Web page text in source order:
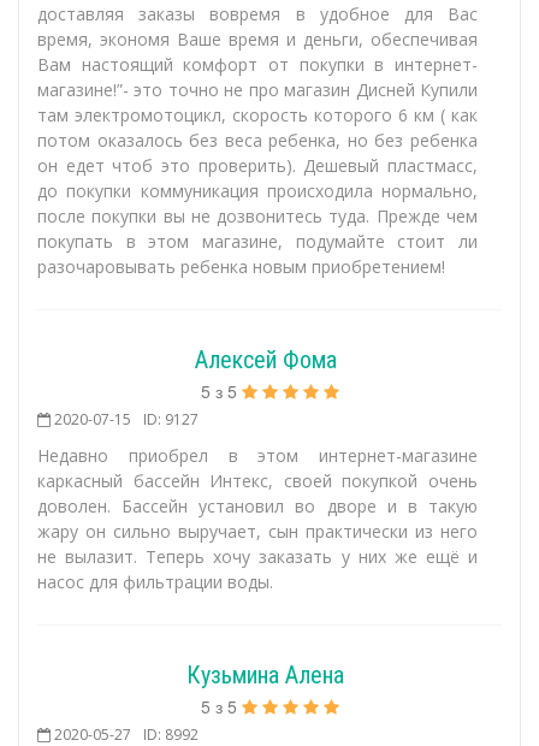
доставляя заказы вовремя в удобное для Вас
время, экономя Ваше время и деньги, обеспечивая
Вам настоящий комфорт от покупки в интернет-
магазине!”- это точно не про магазин Дисней Купили
там электромотоцикл, скорость которого 6 км ( как
потом оказалось без веса ребенка, но без ребенка
он едет чтоб это проверить). Дешевый пластмасс,
до покупки коммуникация происходила нормально,
после покупки вы не дозвонитесь туда. Прежде чем
покупать в этом магазине, подумайте стоит ли
разочаровывать ребенка новым приобретением!
Алексей Фома
5 з 5
2020-07-15 ID: 9127
Недавно приобрел в этом интернет-магазине
каркасный бассейн Интекс, своей покупкой очень
доволен. Бассейн установил во дворе и в такую
жару он сильно выручает, сын практически из него
не вылазит. Теперь хочу заказать у них же ещё и
насос для фильтрации воды.
Кузьмина Алена
5 з 5
2020-05-27 ID: 8992